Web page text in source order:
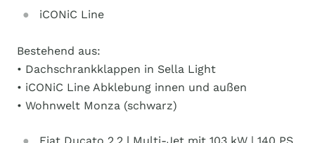
iCONiC Line
Bestehend aus:
• Dachschrankklappen in Sella Light
• iCONiC Line Abklebung innen und außen
• Wohnwelt Monza (schwarz)